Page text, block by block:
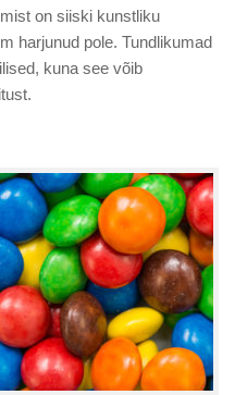
on siiski kunstliku
harjunud pole. Tundlikumad
kuna see võib